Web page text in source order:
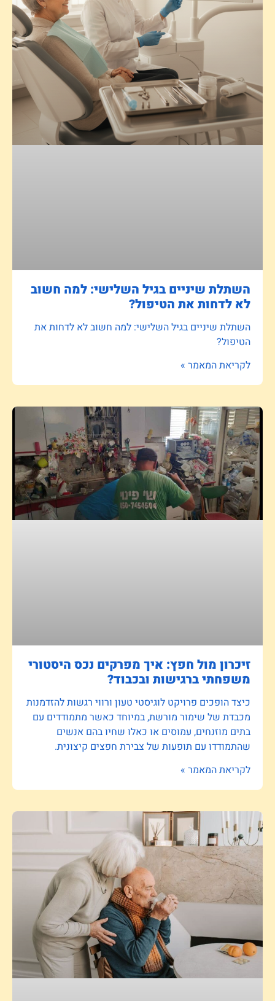
השתלת שיניים בגיל השלישי: למה חשוב
לא לדחות את הטיפול?
השתלת שיניים בגיל השלישי: למה חשוב לא לדחות את
הטיפול?
לקריאת המאמר »
זיכרון מול חפץ: איך מפרקים נכס היסטורי
משפחתי ברגישות ובכבוד?
כיצד הופכים פרויקט לוגיסטי טעון ורווי רגשות להזדמנות
מכבדת של שימור מורשת, במיוחד כאשר מתמודדים עם
בתים מוזנחים, עמוסים או כאלו שחיו בהם אנשים
שהתמודדו עם תופעות של צבירת חפצים קיצונית.
לקריאת המאמר »